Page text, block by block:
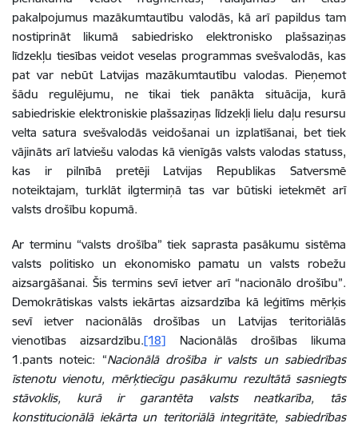
pakalpojumus mazākumtautību valodās, kā arī papildus tam
nostiprināt likumā sabiedrisko elektronisko plašsaziņas
līdzekļu tiesības veidot veselas programmas svešvalodās, kas
pat var nebūt Latvijas mazākumtautību valodas. Pieņemot
šādu regulējumu, ne tikai tiek panākta situācija, kurā
sabiedriskie elektroniskie plašsaziņas līdzekļi lielu daļu resursu
velta satura svešvalodās veidošanai un izplatīšanai, bet tiek
vājināts arī latviešu valodas kā vienīgās valsts valodas statuss,
kas ir pilnībā pretēji Latvijas Republikas Satversmē
noteiktajam, turklāt ilgtermiņā tas var būtiski ietekmēt arī
valsts drošību kopumā.
Ar terminu “valsts drošība” tiek saprasta pasākumu sistēma
valsts politisko un ekonomisko pamatu un valsts robežu
aizsargāšanai. Šis termins sevī ietver arī “nacionālo drošību”.
Demokrātiskas valsts iekārtas aizsardzība kā leģitīms mērķis
sevī ietver nacionālās drošības un Latvijas teritoriālās
vienotības aizsardzību.[18] Nacionālās drošības likuma
1.pants noteic: “Nacionālā drošība ir valsts un sabiedrības
īstenotu vienotu, mērķtiecīgu pasākumu rezultātā sasniegts
stāvoklis, kurā ir garantēta valsts neatkarība, tās
konstitucionālā iekārta un teritoriālā integritāte, sabiedrības